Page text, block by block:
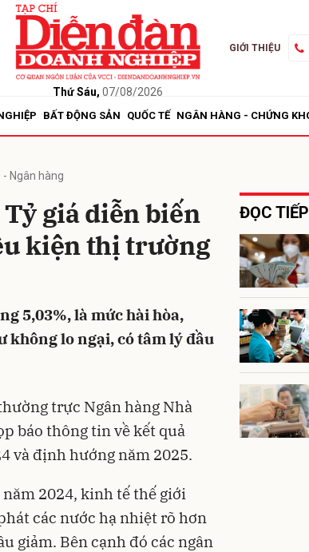
Thứ Sáu, 07/08/2026
GIỚI THIỆU
BẤT ĐỘNG SẢN QUỐC TẾ NGÂN HÀNG - CHỨNG
Ngân hàng
giá diễn biến
kiện thị trường
5,03%, là mức hài hòa,
không lo ngại, có tâm lý đầu
trực Ngân hàng Nhà
báo thông tin về kết quả
và định hướng năm 2025.
2024, kinh tế thế giới
các nước hạ nhiệt rõ hơn
giảm. Bên cạnh đó các ngân
ĐỌC TIẾP
Gửi